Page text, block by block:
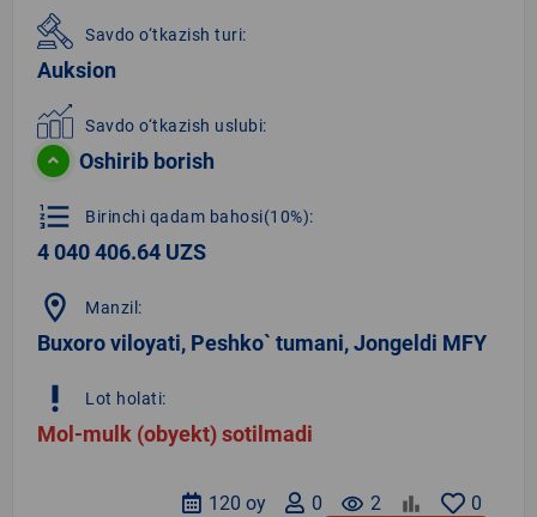
Savdo o‘tkazish turi:
Auksion
Savdo o‘tkazish uslubi:
Oshirib borish
format_list_numbered Birinchi qadam bahosi(10%):
4 040 406.64 UZS
location_on Manzil:
Buxoro viloyati, Peshko` tumani, Jongeldi MFY
priority_high Lot holati:
Mol-mulk (obyekt) sotilmadi
0
remove_red_eye 2
0
120 oy